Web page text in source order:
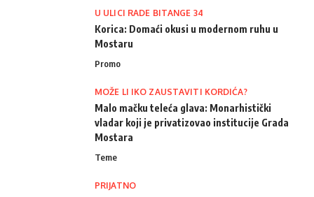
U ULICI RADE BITANGE 34
Korica: Domaći okusi u modernom ruhu u
Mostaru
Promo
MOŽE LI IKO ZAUSTAVITI KORDIĆA?
Malo mačku teleća glava: Monarhistički
vladar koji je privatizovao institucije Grada
Mostara
Teme
PRIJATNO